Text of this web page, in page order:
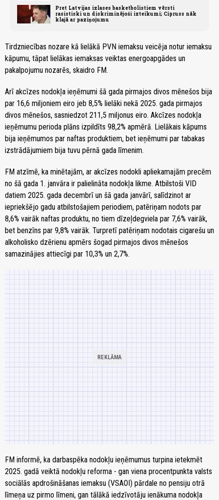
Pret Latvijas izlases basketbolistiem vērsti
rasistiski un diskriminējoši izteikumi; Cipruss nāk
klajā ar paziņojumu
Tirdzniecības nozare kā lielākā PVN iemaksu veicēja notur iemaksu
kāpumu, tāpat lielākas iemaksas veiktas energoapgādes un
pakalpojumu nozarēs, skaidro FM.
Arī akcīzes nodokļa ieņēmumi šā gada pirmajos divos mēnešos bija
par 16,6 miljoniem eiro jeb 8,5% lielāki nekā 2025. gada pirmajos
divos mēnešos, sasniedzot 211,5 miljonus eiro. Akcīzes nodokļa
ieņēmumu perioda plāns izpildīts 98,2% apmērā. Lielākais kāpums
bija ieņēmumos par naftas produktiem, bet ieņēmumi par tabakas
izstrādājumiem bija tuvu pērnā gada līmenim.
FM atzīmē, ka minētajām, ar akcīzes nodokli apliekamajām precēm
no šā gada 1. janvāra ir palielināta nodokļa likme. Atbilstoši VID
datiem 2025. gada decembrī un šā gada janvārī, salīdzinot ar
iepriekšējo gadu atbilstošajiem periodiem, patēriņam nodots par
8,6% vairāk naftas produktu, no tiem dīzeļdegviela par 7,6% vairāk,
bet benzīns par 9,8% vairāk. Turpretī patēriņam nodotais cigarešu un
alkoholisko dzērienu apmērs šogad pirmajos divos mēnešos
samazinājies attiecīgi par 10,3% un 2,7%.
FM informē, ka darbaspēka nodokļu ieņēmumus turpina ietekmēt
2025. gadā veiktā nodokļu reforma - gan viena procentpunkta valsts
sociālās apdrošināšanas iemaksu (VSAOI) pārdale no pensiju otrā
līmeņa uz pirmo līmeni, gan tālākā iedzīvotāju ienākuma nodokļa